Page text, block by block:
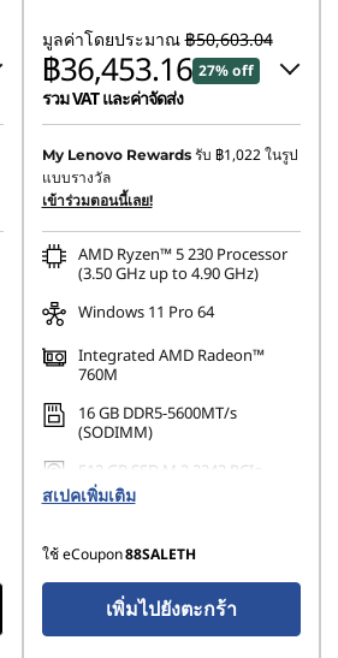
มูลค่าโดยประมาณ ฿50,603.04
฿36,453.16 27% off
รวม VAT และค่าจัดส่ง
ประหยัดทันที : -฿13,406.00
การประหยัด eCoupon :
My Lenovo Rewards รับ ฿1,022ในรูป
แบบรางวัล
เข้าร่วมตอนนี้เลย!
AMD Ryzen™ 5 230 Processor
(3.50 GHz up to 4.90 GHz)
Windows 11 Pro 64
Integrated AMD Radeon™
760M
16 GB DDR5-5600MT/s
(SODIMM)
512 GB SSD M.2 2242 PCIe
Gen4 TLC Opal
สเปคเพิ่มเติม
ใช้ eCoupon88SALETH
เพิ่มไปยังตะกร้า